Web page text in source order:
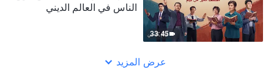
33:45
الناس في العالم الديني
عرض المزيد